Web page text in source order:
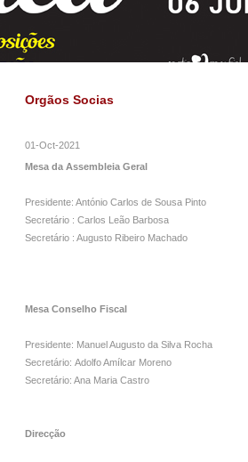
1 2 3 4 5
Orgãos Socias
01-Oct-2021
Mesa da Assembleia Geral
Presidente: António Carlos de Sousa Pinto
Secretário : Carlos Leão Barbosa
Secretário : Augusto Ribeiro Machado
Mesa Conselho Fiscal
Presidente: Manuel Augusto da Silva Rocha
Secretário: Adolfo Amílcar Moreno
Secretário: Ana Maria Castro
Direcção